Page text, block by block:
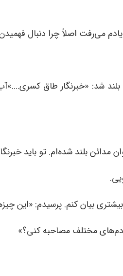
می‌رفت اصلاً چرا دنبال
شد: «خبرنگار طاق
بلند شده‌ام. تو باید
بیان کنم. پرسیدم: «این
مختلف مصاحبه کنی؟»